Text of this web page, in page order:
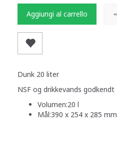
Aggiungi al carrello
Dunk 20 liter
NSF og drikkevands godkendt
Volumen:20 l
Mål:390 x 254 x 285 mm